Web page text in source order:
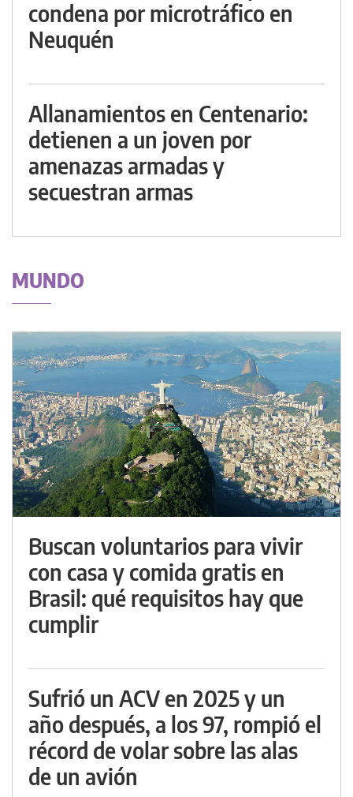
condena por microtráfico en
Neuquén
Allanamientos en Centenario:
detienen a un joven por
amenazas armadas y
secuestran armas
MUNDO
Buscan voluntarios para vivir
con casa y comida gratis en
Brasil: qué requisitos hay que
cumplir
Sufrió un ACV en 2025 y un
año después, a los 97, rompió el
récord de volar sobre las alas
de un avión